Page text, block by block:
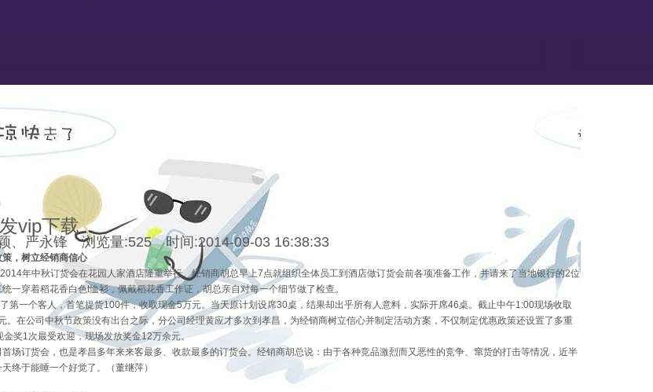
vip下载
、严永锋 浏览量:525 时间:2014-09-03 16:38:33
，树立经销商信心
年中秋订货会在花园人家酒店隆重举行。经销商胡总早上7点就组织全体员工到酒店做订货会前各项准备工作，并请来了当地银行的2位
一穿着稻花香白色t恤衫，佩戴稻花香工作证，胡总亲自对每一个细节做了检查。
第一个客人，首笔提货100件，收取现金5万元。当天原计划设席30桌，结果却出乎所有人意料，实际开席46桌。截止中午1:00现场收取
。在公司中秋节政策没有出台之际，分公司经理黄应才多次到孝昌，为经销商树立信心并制定活动方案，不仅制定优惠政策还设置了多重
奖1次最受欢迎，现场发放奖金12万余元。
场订货会，也是孝昌多年来来客最多、收款最多的订货会。经销商胡总说：由于各种竞品激烈而又恶性的竞争、窜货的打击等情况，近半
终于能睡一个好觉了。（董继萍）